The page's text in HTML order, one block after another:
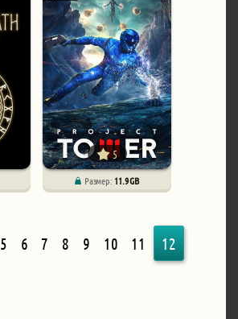
5
Размер: 11.9 GB
5 6 7 8 9 10 11 12